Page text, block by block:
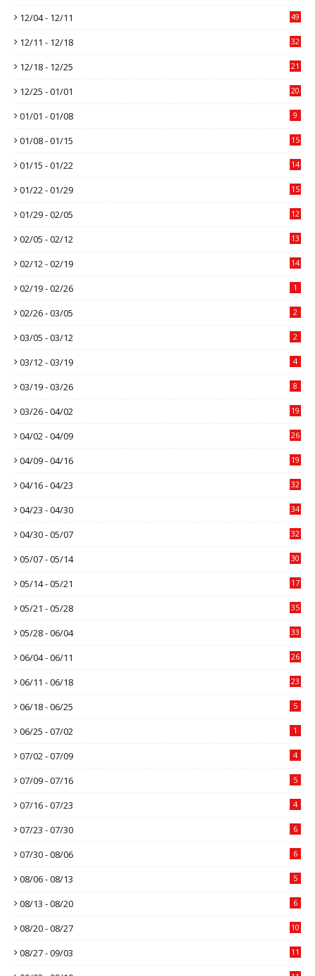
12/04 - 12/11 49
12/11 - 12/18 32
12/18 - 12/25 21
12/25 - 01/01 20
01/01 - 01/08 9
01/08 - 01/15 15
01/15 - 01/22 14
01/22 - 01/29 15
01/29 - 02/05 12
02/05 - 02/12 13
02/12 - 02/19 14
02/19 - 02/26 1
02/26 - 03/05 2
03/05 - 03/12 2
03/12 - 03/19 4
03/19 - 03/26 8
03/26 - 04/02 19
04/02 - 04/09 26
04/09 - 04/16 19
04/16 - 04/23 32
04/23 - 04/30 34
04/30 - 05/07 32
05/07 - 05/14 30
05/14 - 05/21 17
05/21 - 05/28 35
05/28 - 06/04 33
06/04 - 06/11 26
06/11 - 06/18 23
06/18 - 06/25 5
06/25 - 07/02 1
07/02 - 07/09 4
07/09 - 07/16 5
07/16 - 07/23 4
07/23 - 07/30 6
07/30 - 08/06 6
08/06 - 08/13 5
08/13 - 08/20 6
08/20 - 08/27 10
08/27 - 09/03 11